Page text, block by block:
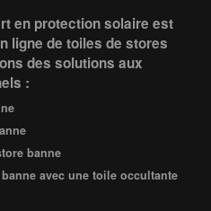
en protection solaire est
ligne de toiles de stores
des solutions aux
:
banne
avec une toile occultante